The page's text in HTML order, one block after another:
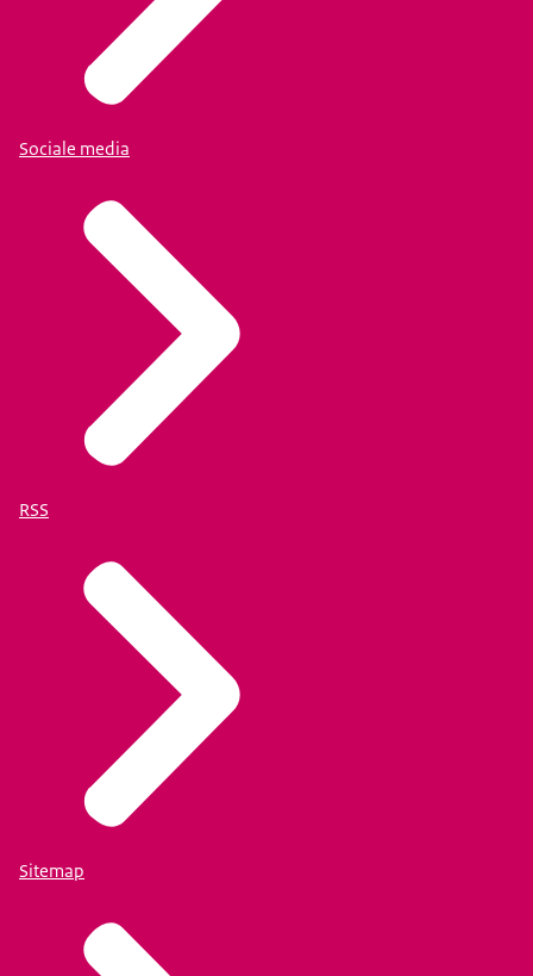
Sociale media
RSS
Sitemap